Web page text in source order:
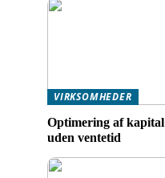
VIRKSOMHEDER
Optimering af kapital
uden ventetid